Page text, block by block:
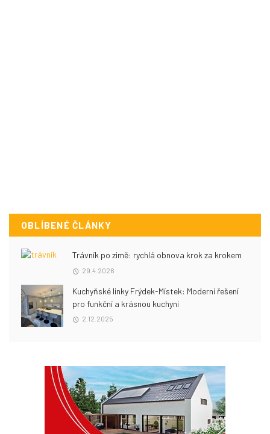
OBLÍBENÉ ČLÁNKY
Trávník po zimě: rychlá obnova krok za krokem
29.4.2026
Kuchyňské linky Frýdek-Místek: Moderní řešení
pro funkční a krásnou kuchyni
2.12.2025